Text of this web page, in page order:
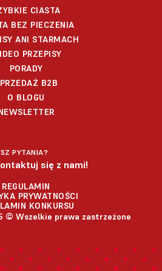
CIASTA
BEZ PIECZENIA
ANI STARMACH
PRZEPISY
PORADY
B2B
O BLOGU
PYTANIA?
się z nami!
REGULAMIN
PRYWATNOŚCI
KONKURSU
© Wszelkie prawa zastrzeżone